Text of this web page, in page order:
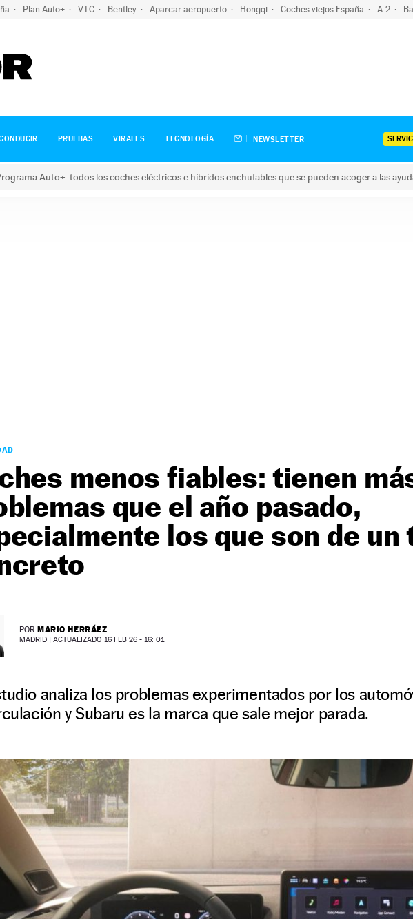
Plan Auto+ VTC Bentley Aparcar aeropuerto Hongqi Coches viejos España A-2
PRUEBAS VIRALES TECNOLOGÍA NEWSLETTER
Auto+: todos los coches eléctricos e híbridos enchufables que se pueden acoger a las
menos fiables: tienen
que el año pasado,
los que son de un
POR MARIO HERRÁEZ
MADRID | ACTUALIZADO 16 FEB 26 - 16: 01
analiza los problemas experimentados por los
y Subaru es la marca que sale mejor parada.